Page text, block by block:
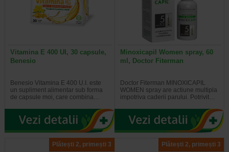
Vitamina E 400 UI, 30 capsule,
Benesio
Benesio Vitamina E 400 U.I. este
un supliment alimentar sub forma
de capsule moi, care combina…
Minoxicapil Women spray, 60
ml, Doctor Fiterman
Doctor Fiterman MINOXICAPIL
WOMEN spray are actiune multipla
impotriva caderii parului. Potrivit…
Plătești 2, primești 3 Plătești 2, primești 3